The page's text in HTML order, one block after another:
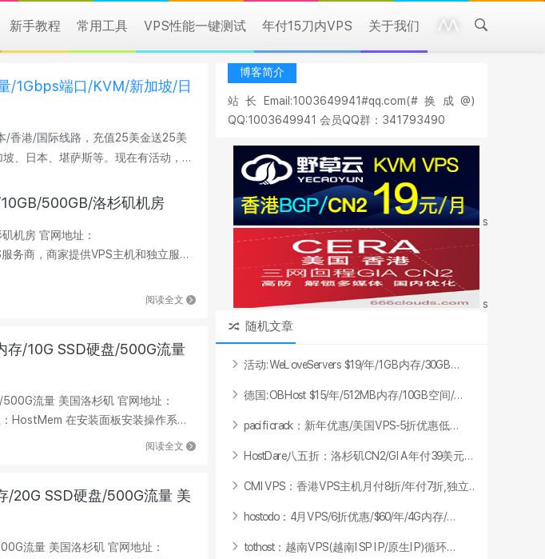
新手教程 常用工具 VPS性能一键测试 年付15刀内VPS 关于我们
/1Gbps端口/KVM/新加坡/日
香港/国际线路，充值25美金送25美
500GB/洛杉矶机房
地址：
务商，商家提供VPS主机和独立服务
阅读全文
存/10G SSD硬盘/500G流量
美国洛杉矶 官网地址：
HostMem 在安装面板安装操作系统
阅读全文
/20G SSD硬盘/500G流量 美
国洛杉矶 官网地址：
博客简介
站长Email:1003649941#qq.com(#换成@)
QQ:1003649941 会员QQ群：341793490
随机文章
活动:WeL oveServers $19/年/1GB内存/30GB...
德国:OBHost $1 5/年/51 2M B内存/10GB空间/...
pacificrack ： 新年优惠/美国VPS-5折优惠低...
HostDare八五折 ： 洛杉矶CN2/G A年付39美元...
CM VPS ： 香港VPS主机月付8折/年付7折 独立..
hostodo： 4月VPS/6折优惠/$60/年/4G内存/...
tothost： 越南VPS(越南 SP P/原生 P)循环...